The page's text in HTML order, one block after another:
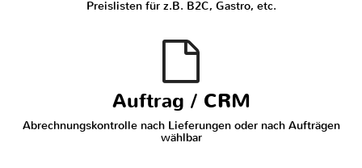
Preislisten für z.B. B2C, Gastro, etc.
Auftrag / CRM
Abrechnungskontrolle nach Lieferungen oder nach Aufträgen
wählbar